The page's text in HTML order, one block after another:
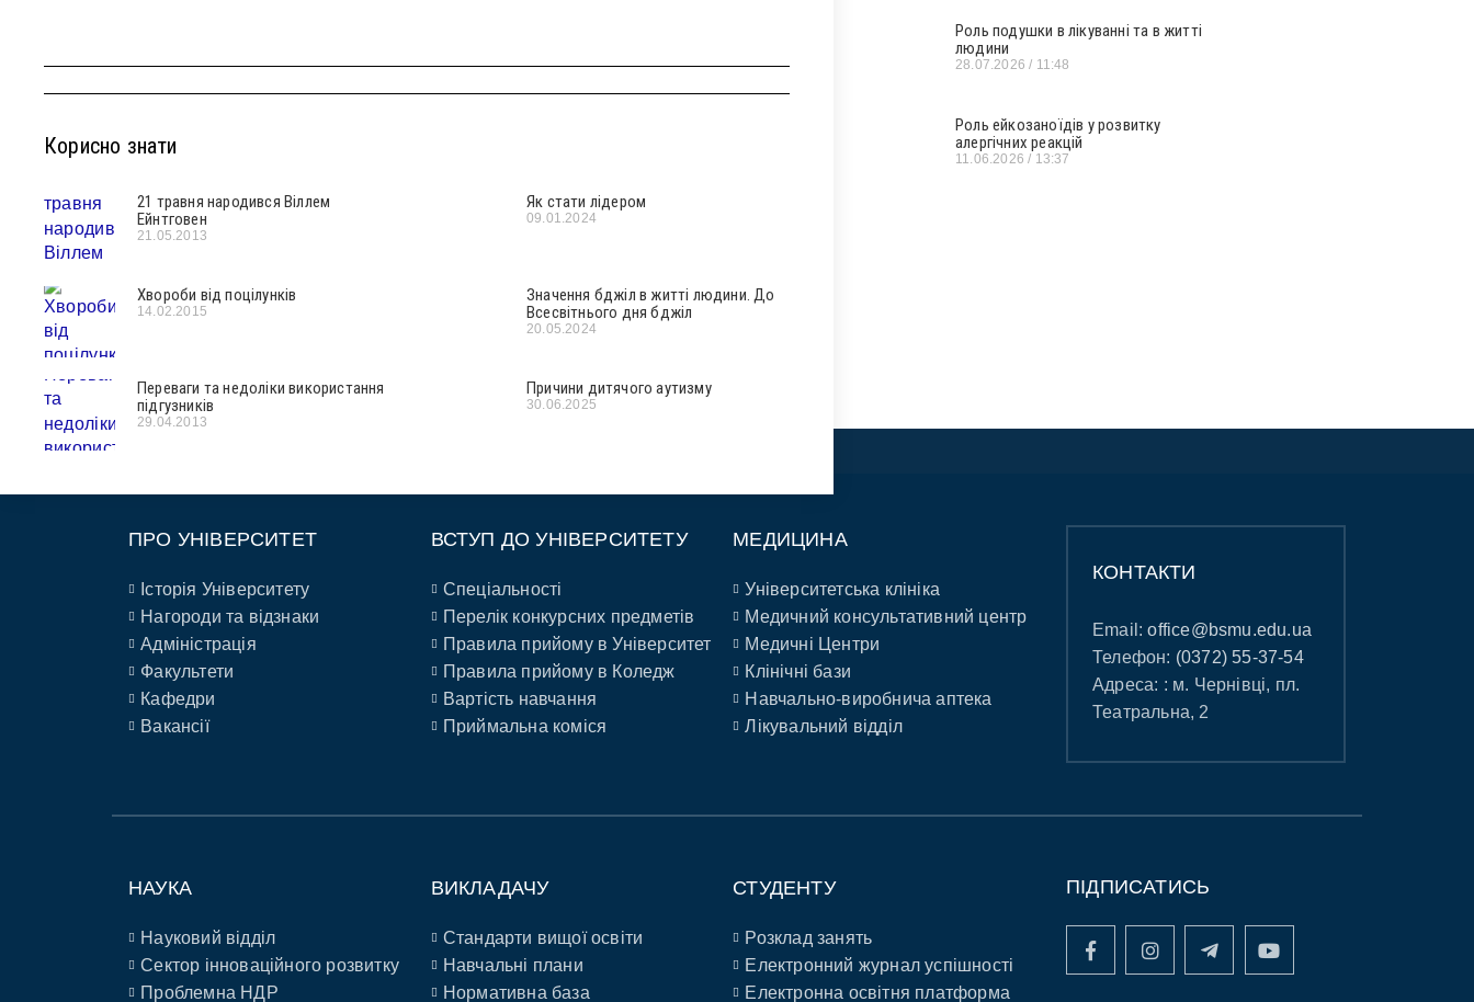
Корисно знати
21 травня народився Віллем
Ейнтговен
21.05.2013
Як стати лідером
09.01.2024
Хвороби від поцілунків
14.02.2015
Значення бджіл в житті людини. До
Всесвітнього дня бджіл
20.05.2024
Переваги та недоліки використання
підгузників
29.04.2013
Причини дитячого аутизму
30.06.2025
Роль подушки в лікуванні та в житті
людини
28.07.2026 11:48
Роль ейкозаноїдів у розвитку
алергічних реакцій
11.06.2026 13:37
ПРО УНІВЕРСИТЕТ
Історія Університету
Нагороди та відзнаки
Адміністрація
Факультети
Кафедри
Вакансії
ВСТУП ДО УНІВЕРСИТЕТУ
Спеціальності
Перелік конкурсних предметів
Правила прийому в Університет
Правила прийому в Коледж
Вартість навчання
Приймальна коміся
МЕДИЦИНА
Університетська клініка
Медичний консультативний центр
Медичні Центри
Клінічні бази
Навчально-виробнича аптека
Лікувальний відділ
КОНТАКТИ
Email:office@bsmu.edu.ua
Телефон: (0372) 55-37-54
Адреса: : м. Чернівці, пл.
Театральна, 2
НАУКА
Науковий відділ
Сектор інноваційного розвитку
Проблемна НДР
ВИКЛАДАЧУ
Стандарти вищої освіти
Навчальні плани
Нормативна база
СТУДЕНТУ
Розклад занять
Електронний журнал успішності
Електронна освітня платформа
ПІДПИСАТИСЬ